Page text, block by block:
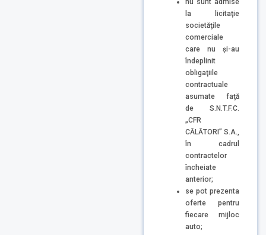
la licitaţie
societăţile
comerciale
care nu şi-au
îndeplinit
obligaţiile
contractuale
asumate faţă
de S.N.T.F.C.
„CFR
CĂLĂTORI” S.A.,
în cadrul
contractelor
încheiate
anterior;
se pot prezenta
oferte pentru
fiecare mijloc
auto;